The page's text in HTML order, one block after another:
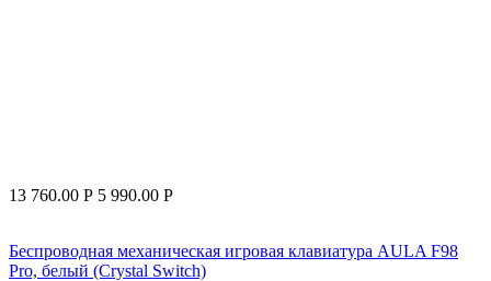
13 760.00 Р 5 990.00 Р
Беспроводная механическая игровая клавиатура AULA F98
Pro, белый (Crystal Switch)